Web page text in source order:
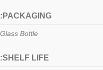
PACKAGING:
Glass Bottle
SHELF LIFE: